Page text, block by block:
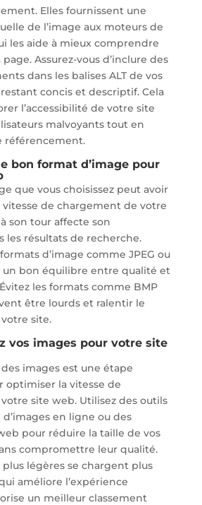
Elles fournissent une
de l’image aux moteurs de
les aide à mieux comprendre
Assurez-vous d’inclure des
dans les balises ALT de vos
concis et descriptif. Cela
l’accessibilité de votre site
malvoyants tout en
référencement.
bon format d’image pour
que vous choisissez peut avoir
vitesse de chargement de votre
son tour affecte son
les résultats de recherche.
d’image comme JPEG ou
un bon équilibre entre qualité et
les formats comme BMP
être lourds et ralentir le
site.
vos images pour votre site
images est une étape
optimiser la vitesse de
site web. Utilisez des outils
en ligne ou des
pour réduire la taille de vos
compromettre leur qualité.
plus légères se chargent plus
améliore l’expérience
un meilleur classement